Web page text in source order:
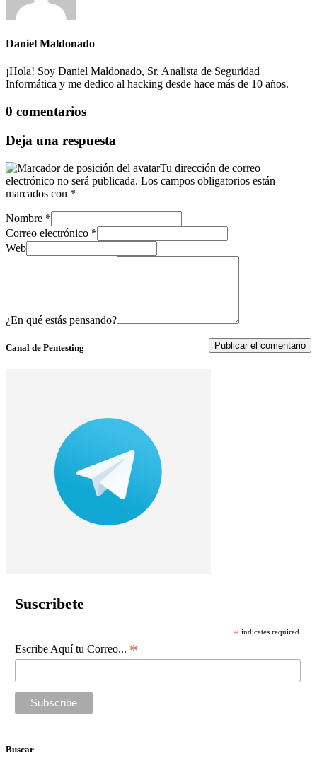
Daniel Maldonado
¡Hola! Soy Daniel Maldonado, Sr. Analista de Seguridad
Informática y me dedico al hacking desde hace más de 10 años.
0 comentarios
Deja una respuesta
Tu dirección de correo
electrónico no será publicada. Los campos obligatorios están
marcados con *
Nombre *
Correo electrónico *
Web
¿En qué estás pensando?
Canal de Pentesting
Suscribete
* indicates required
Escribe Aquí tu Correo... *
Buscar